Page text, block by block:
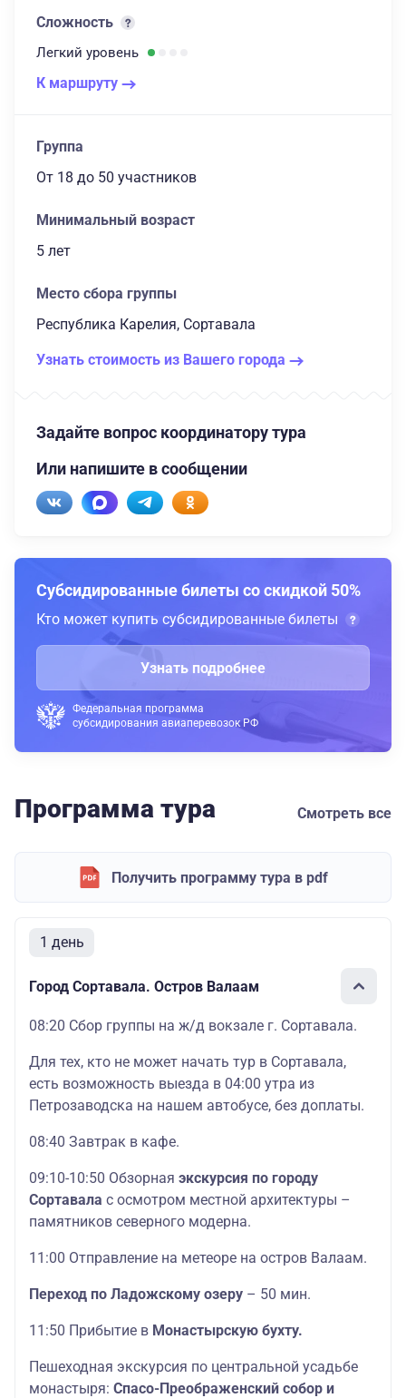
Сложность
Легкий уровень
К маршруту
Группа
От 18 до 50 участников
Минимальный возраст
5 лет
Место сбора группы
Республика Карелия, Сортавала
Узнать стоимость из Вашего города
Задайте вопрос координатору тура
Или напишите в сообщении
Субсидированные билеты со скидкой 50%
Кто может купить субсидированные билеты
Узнать подробнее
Федеральная программа
субсидирования авиаперевозок РФ
Программа тура Смотреть все
Получить программу тура в pdf
1 день
Город Сортавала. Остров Валаам
08:20 Сбор группы на ж/д вокзале г. Сортавала.
Для тех, кто не может начать тур в Сортавала,
есть возможность выезда в 04:00 утра из
Петрозаводска на нашем автобусе, без доплаты.
08:40 Завтрак в кафе.
09:10-10:50 Обзорная экскурсия по городу
Сортавала с осмотром местной архитектуры –
памятников северного модерна.
11:00 Отправление на метеоре на остров Валаам.
Переход по Ладожскому озеру – 50 мин.
11:50 Прибытие в Монастырскую бухту.
Пешеходная экскурсия по центральной усадьбе
монастыря: Спасо-Преображенский собор и